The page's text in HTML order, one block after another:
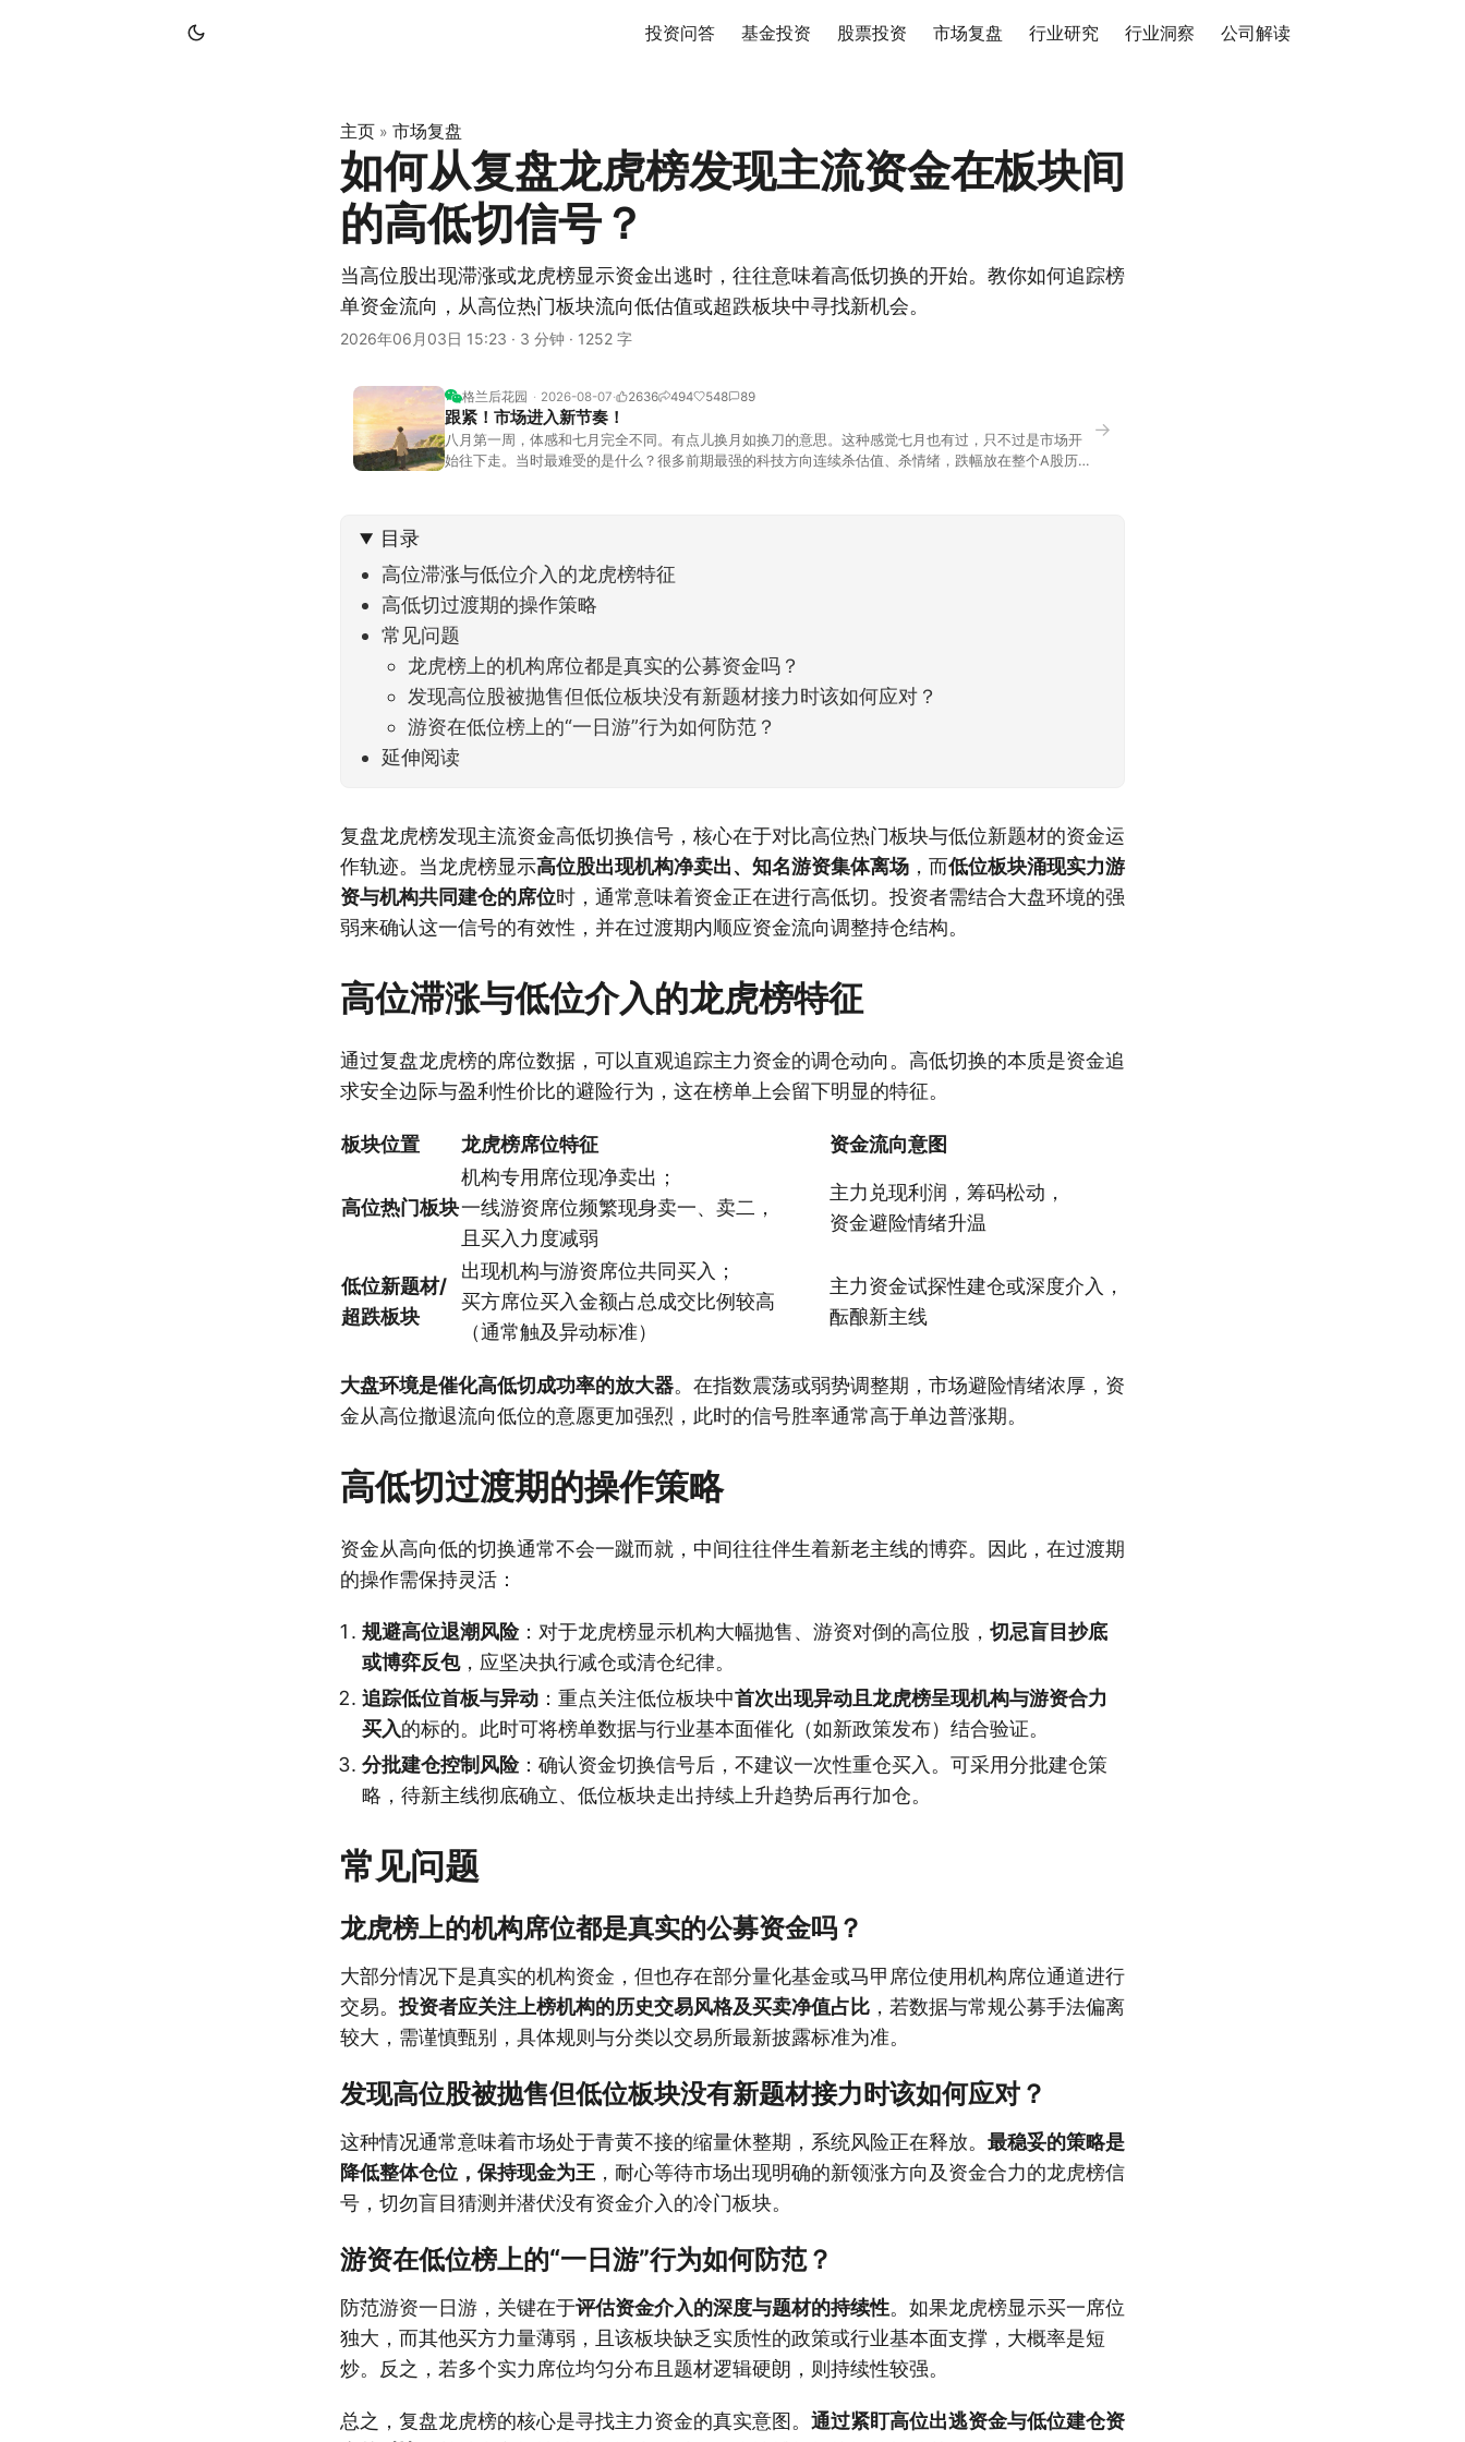
投资问答 基金投资 股票投资 市场复盘 行业研究 行业洞察 公司解读
主页 » 市场复盘
如何从复盘龙虎榜发现主流资金在板块间
的高低切信号？
当高位股出现滞涨或龙虎榜显示资金出逃时，往往意味着高低切换的开始。教你如何追踪榜
单资金流向，从高位热门板块流向低估值或超跌板块中寻找新机会。
2026年06月03日 15:23 · 3 分钟 · 1252 字
格兰后花园 2026-08-07 2636 494 548 89
跟紧！市场进入新节奏！
八月第一周，体感和七月完全不同。有点儿换月如换刀的意思。这种感觉七月也有过，只不过是市场开
始往下走。当时最难受的是什么？很多前期最强的科技方向连续杀估值、杀情绪，跌幅放在整个A股历史
→
目录
高位滞涨与低位介入的龙虎榜特征
高低切过渡期的操作策略
常见问题
龙虎榜上的机构席位都是真实的公募资金吗？
发现高位股被抛售但低位板块没有新题材接力时该如何应对？
游资在低位榜上的“一日游”行为如何防范？
延伸阅读
复盘龙虎榜发现主流资金高低切换信号，核心在于对比高位热门板块与低位新题材的资金运
作轨迹。当龙虎榜显示高位股出现机构净卖出、知名游资集体离场 ，而低位板块涌现实力游
资与机构共同建仓的席位时，通常意味着资金正在进行高低切。投资者需结合大盘环境的强
弱来确认这一信号的有效性，并在过渡期内顺应资金流向调整持仓结构。
高位滞涨与低位介入的龙虎榜特征
通过复盘龙虎榜的席位数据，可以直观追踪主力资金的调仓动向。高低切换的本质是资金追
求安全边际与盈利性价比的避险行为，这在榜单上会留下明显的特征。
板块位置 龙虎榜席位特征 资金流向意图
高位热门板块
机构专用席位现净卖出；
一线游资席位频繁现身卖一、卖二，
且买入力度减弱
主力兑现利润，筹码松动，
资金避险情绪升温
低位新题材/
超跌板块
出现机构与游资席位共同买入；
买方席位买入金额占总成交比例较高
（通常触及异动标准）
主力资金试探性建仓或深度介入，
酝酿新主线
大盘环境是催化高低切成功率的放大器。在指数震荡或弱势调整期，市场避险情绪浓厚，资
金从高位撤退流向低位的意愿更加强烈，此时的信号胜率通常高于单边普涨期。
高低切过渡期的操作策略
资金从高向低的切换通常不会一蹴而就，中间往往伴生着新老主线的博弈。因此，在过渡期
的操作需保持灵活：
规避高位退潮风险：对于龙虎榜显示机构大幅抛售、游资对倒的高位股， 切忌盲目抄底
或博弈反包，应坚决执行减仓或清仓纪律。
追踪低位首板与异动 ：重点关注低位板块中首次出现异动且龙虎榜呈现机构与游资合力
买入的标的。此时可将榜单数据与行业基本面催化（如新政策发布）结合验证。
分批建仓控制风险：确认资金切换信号后，不建议一次性重仓买入。可采用分批建仓策
略，待新主线彻底确立、低位板块走出持续上升趋势后再行加仓。
常见问题
龙虎榜上的机构席位都是真实的公募资金吗？
大部分情况下是真实的机构资金，但也存在部分量化基金或马甲席位使用机构席位通道进行
交易。投资者应关注上榜机构的历史交易风格及买卖净值占比 ，若数据与常规公募手法偏离
较大，需谨慎甄别，具体规则与分类以交易所最新披露标准为准。
发现高位股被抛售但低位板块没有新题材接力时该如何应对？
这种情况通常意味着市场处于青黄不接的缩量休整期，系统风险正在释放。 最稳妥的策略是
降低整体仓位，保持现金为王 ，耐心等待市场出现明确的新领涨方向及资金合力的龙虎榜信
号，切勿盲目猜测并潜伏没有资金介入的冷门板块。
游资在低位榜上的“一日游”行为如何防范？
防范游资一日游，关键在于评估资金介入的深度与题材的持续性。如果龙虎榜显示买一席位
独大，而其他买方力量薄弱，且该板块缺乏实质性的政策或行业基本面支撑，大概率是短
炒。反之，若多个实力席位均匀分布且题材逻辑硬朗，则持续性较强。
总之，复盘龙虎榜的核心是寻找主力资金的真实意图。 通过紧盯高位出逃资金与低位建仓资